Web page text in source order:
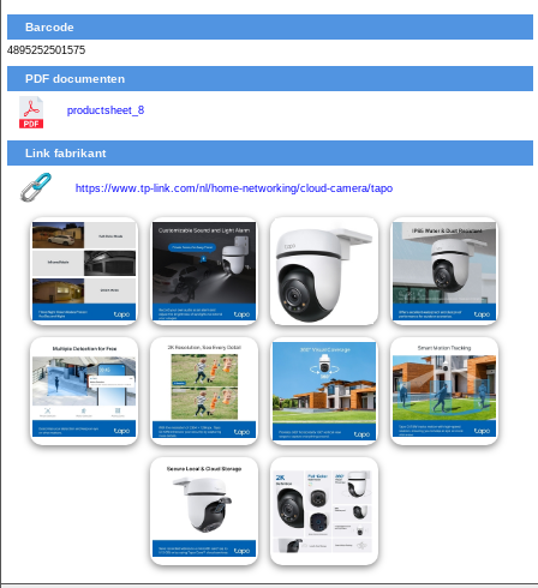
Barcode
4895252501575
PDF documenten
productsheet_8
Link fabrikant
https://www.tp-link.com/nl/home-networking/cloud-camera/tapo